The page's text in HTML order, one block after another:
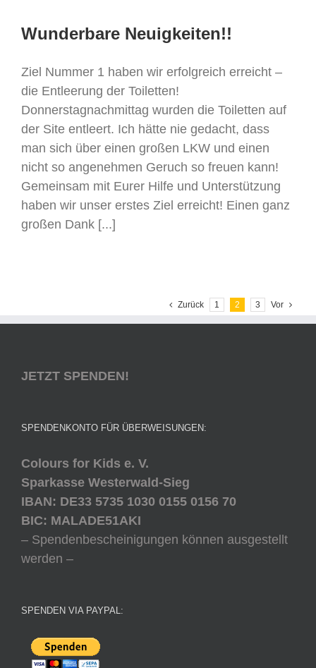
Wunderbare Neuigkeiten!!
Ziel Nummer 1 haben wir erfolgreich erreicht –
die Entleerung der Toiletten!
Donnerstagnachmittag wurden die Toiletten auf
der Site entleert. Ich hätte nie gedacht, dass
man sich über einen großen LKW und einen
nicht so angenehmen Geruch so freuen kann!
Gemeinsam mit Eurer Hilfe und Unterstützung
haben wir unser erstes Ziel erreicht! Einen ganz
großen Dank [...]
Zurück 1 2 3 Vor
JETZT SPENDEN!
SPENDENKONTO FÜR ÜBERWEISUNGEN:
Colours for Kids e. V.
Sparkasse Westerwald-Sieg
IBAN: DE33 5735 1030 0155 0156 70
BIC: MALADE51AKI
– Spendenbescheinigungen können ausgestellt
werden –
SPENDEN VIA PAYPAL: